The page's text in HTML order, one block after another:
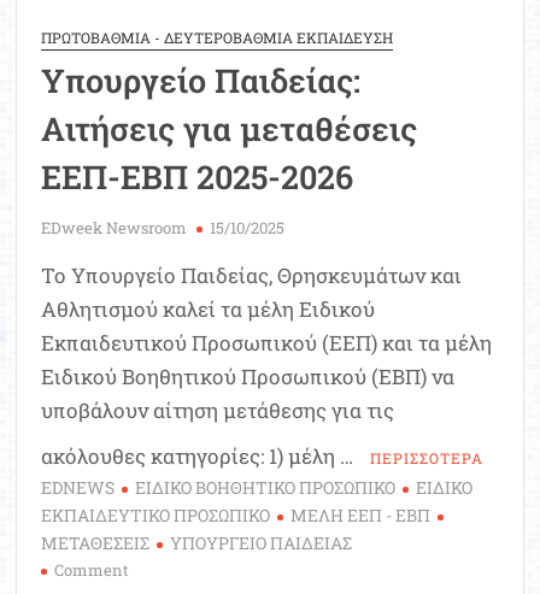
ΠΡΩΤΟΒΑΘΜΙΑ - ΔΕΥΤΕΡΟΒΑΘΜΙΑ ΕΚΠΑΙΔΕΥΣΗ
Υπουργείο Παιδείας:
Αιτήσεις για μεταθέσεις
ΕΕΠ-ΕΒΠ 2025-2026
EDweek Newsroom 15/10/2025
Το Υπουργείο Παιδείας, Θρησκευμάτων και
Αθλητισμού καλεί τα μέλη Ειδικού
Εκπαιδευτικού Προσωπικού (ΕΕΠ) και τα μέλη
Ειδικού Βοηθητικού Προσωπικού (ΕΒΠ) να
υποβάλουν αίτηση μετάθεσης για τις
ακόλουθες κατηγορίες: 1) μέλη …
ΠΕΡΙΣΣΟΤΕΡΑ
EDNEWS ΕΙΔΙΚΟ ΒΟΗΘΗΤΙΚΟ ΠΡΟΣΩΠΙΚΟ
ΕΙΔΙΚΟ
ΕΚΠΑΙΔΕΥΤΙΚΟ ΠΡΟΣΩΠΙΚΟ
ΜΕΛΗ ΕΕΠ - ΕΒΠ
ΜΕΤΑΘΕΣΕΙΣ
ΥΠΟΥΡΓΕΙΟ ΠΑΙΔΕΙΑΣ
Comment